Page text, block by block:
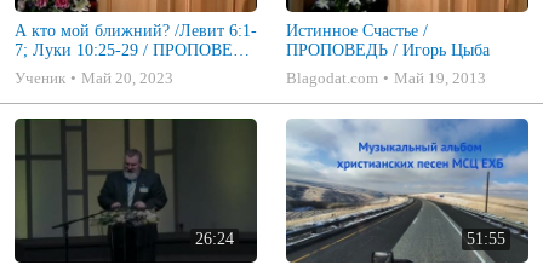
А кто мой ближний? /Левит 6:1-
7; Луки 10:25-29 / ПРОПОВЕДЬ
/ Игорь Цыба
Ученик Май 20, 2023
Истинное Счастье /
ПРОПОВЕДЬ / Игорь Цыба
Blagodat.com
Май 19, 2013
26:24 51:55